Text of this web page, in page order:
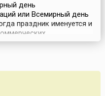
день
или Всемирный день
праздник именуется и
праздника
В 2010 году на